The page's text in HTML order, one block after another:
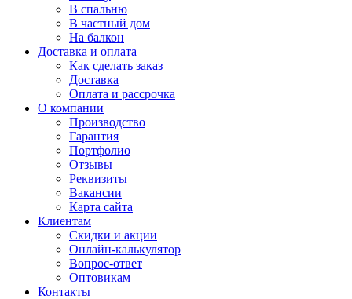
В спальню
В частный дом
На балкон
Доставка и оплата
Как сделать заказ
Доставка
Оплата и рассрочка
О компании
Производство
Гарантия
Портфолио
Отзывы
Реквизиты
Вакансии
Карта сайта
Клиентам
Скидки и акции
Онлайн-калькулятор
Вопрос-ответ
Оптовикам
Контакты